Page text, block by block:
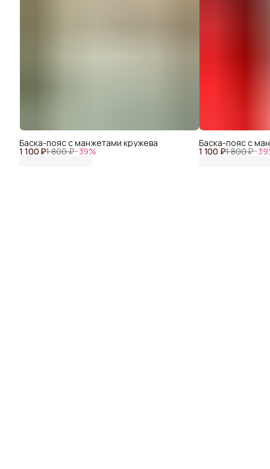
1 100 ₽1 800 ₽−39%
Баска-пояс с манжетами кружева
1 100 ₽1 800 ₽−39
Баска-пояс с